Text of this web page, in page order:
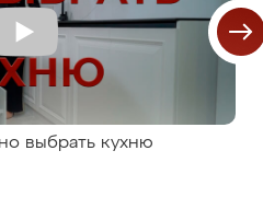
выбрать кухню